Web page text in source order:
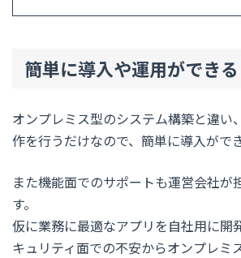
簡単に導入や運用ができる
オンプレミス型のシステム構築と違
作を行うだけなので、簡単に導入ができ
また機能面でのサポートも運営会社
す。
仮に業務に最適なアプリを自社用に開
キュリティ面での不安からオンプレ